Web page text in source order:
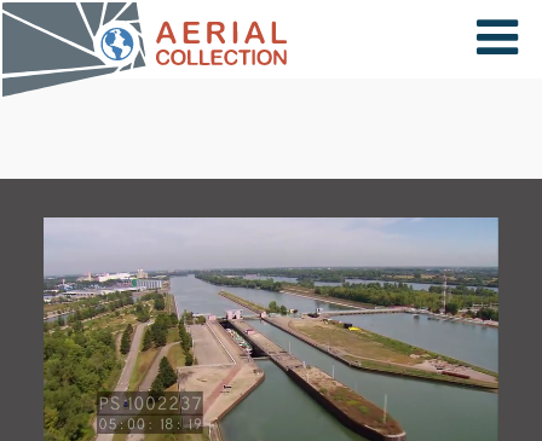
×
CARTE
COLLECTIONS